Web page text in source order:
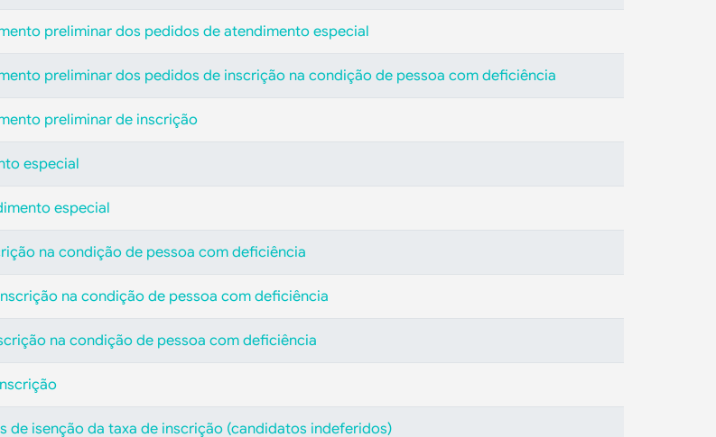
preliminar dos pedidos de atendimento especial
preliminar dos pedidos de inscrição na condição de pessoa com deficiência
preliminar de inscrição
especial
especial
na condição de pessoa com deficiência
na condição de pessoa com deficiência
na condição de pessoa com deficiência
de isenção da taxa de inscrição (candidatos indeferidos)